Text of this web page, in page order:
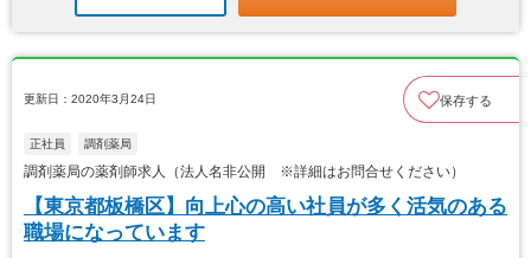
更新日：2020年3月24日 保存する
正社員 調剤薬局
調剤薬局の薬剤師求人（法人名非公開 ※詳細はお問合せください）
【東京都板橋区】向上心の高い社員が多く活気のある
職場になっています